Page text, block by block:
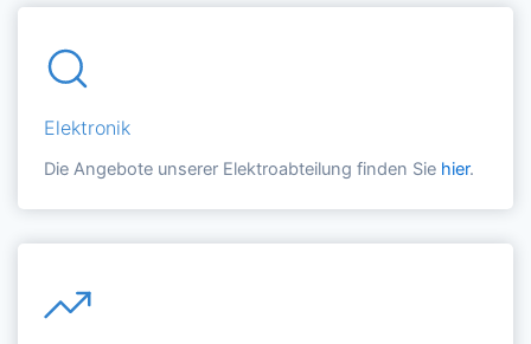
Elektronik
Die Angebote unserer Elektroabteilung finden Sie hier.